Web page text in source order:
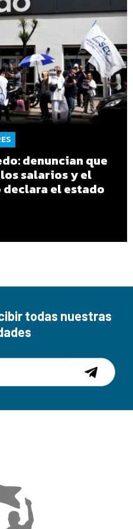
denuncian que
salarios y el
el estado
todas nuestras